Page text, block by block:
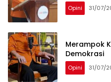
Opini 31/07/
Merampok
Demokrasi
Opini 31/07/